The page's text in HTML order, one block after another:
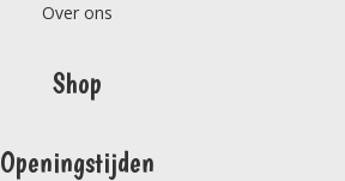
Over ons
Shop
Openingstijden